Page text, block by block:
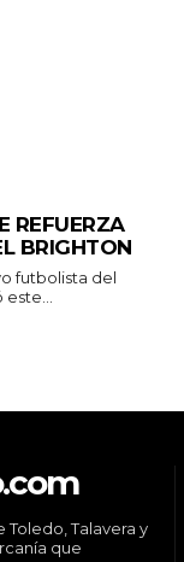
REFUERZA
BRIGHTON
futbolista del
Talavera y
que